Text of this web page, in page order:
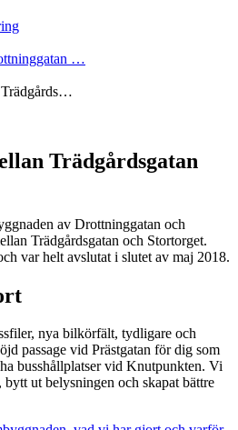
…
Trädgårds…
Trädgårdsgatan
av Drottninggatan och
Trädgårdsgatan och Stortorget.
var helt avslutat i slutet av maj 2018.
nya bilkörfält, tydligare och
passage vid Prästgatan för dig som
busshållplatser vid Knutpunkten. Vi
ut belysningen och skapat bättre